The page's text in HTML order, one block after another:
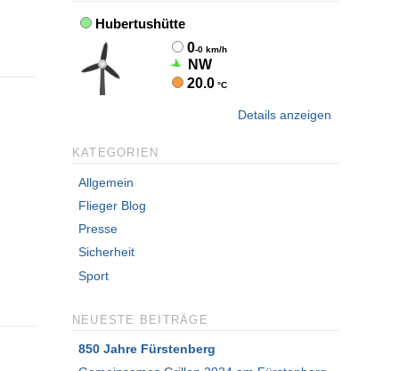
Details anzeigen
KATEGORIEN
Allgemein
Flieger Blog
Presse
Sicherheit
Sport
NEUESTE BEITRÄGE
850 Jahre Fürstenberg